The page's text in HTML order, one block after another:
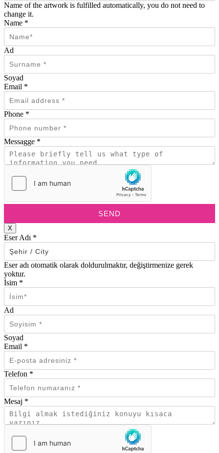
Name of the artwork is fulfilled automatically, you do not need to
change it.
Name *
Ad
Soyad
Email *
Phone *
Messagge *
SEND
X
Eser Adı *
Eser adı otomatik olarak doldurulmaktır, değiştirmenize gerek
yoktur.
İsim *
Ad
Soyad
Email *
Telefon *
Mesaj *